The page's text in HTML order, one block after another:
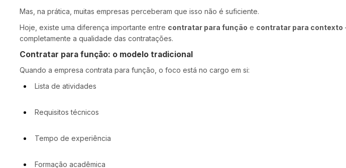
Mas, na prática, muitas empresas perceberam que isso não é suficiente.
Hoje, existe uma diferença importante entre contratar para função e contratar para contexto
completamente a qualidade das contratações.
Contratar para função: o modelo tradicional
Quando a empresa contrata para função, o foco está no cargo em si:
Lista de atividades
Requisitos técnicos
Tempo de experiência
Formação acadêmica